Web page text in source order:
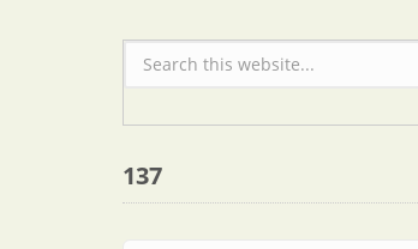
Formulario de búsqueda
137